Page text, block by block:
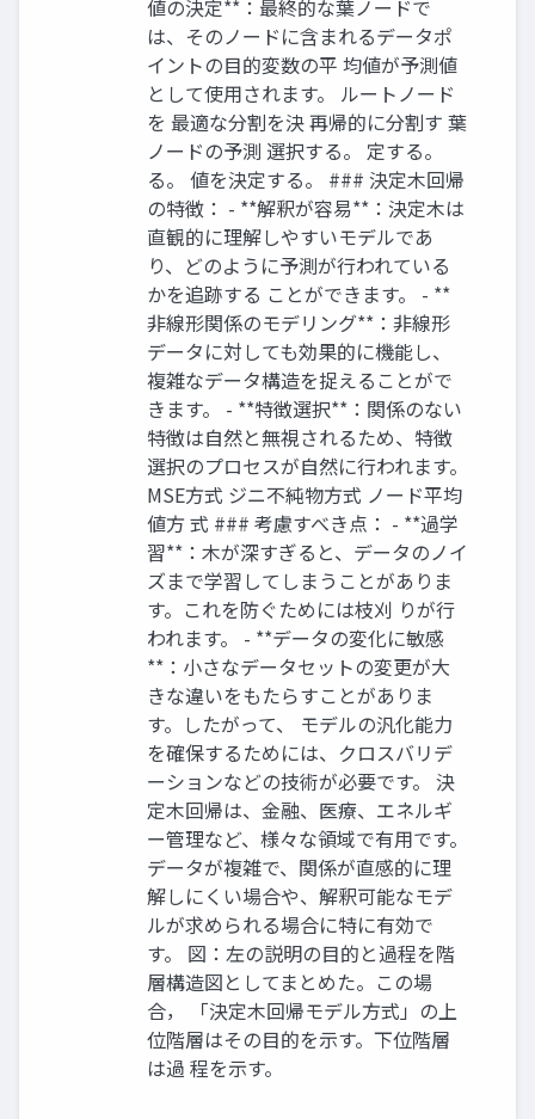
値の決定**：最終的な葉ノードで
は、そのノードに含まれるデータポ
イントの目的変数の平 均値が予測値
として使用されます。 ルートノード
を 最適な分割を決 再帰的に分割す 葉
ノードの予測 選択する。 定する。
る。 値を決定する。 ### 決定木回帰
の特徴： - **解釈が容易**：決定木は
直観的に理解しやすいモデルであ
り、どのように予測が行われている
かを追跡する ことができます。 - **
非線形関係のモデリング**：非線形
データに対しても効果的に機能し、
複雑なデータ構造を捉えることがで
きます。 - **特徴選択**：関係のない
特徴は自然と無視されるため、特徴
選択のプロセスが自然に行われます。
MSE方式 ジニ不純物方式 ノード平均
値方 式 ### 考慮すべき点： - **過学
習**：木が深すぎると、データのノイ
ズまで学習してしまうことがありま
す。これを防ぐためには枝刈 りが行
われます。 - **データの変化に敏感
**：小さなデータセットの変更が大
きな違いをもたらすことがありま
す。したがって、 モデルの汎化能力
を確保するためには、クロスバリデ
ーションなどの技術が必要です。 決
定木回帰は、金融、医療、エネルギ
ー管理など、様々な領域で有用です。
データが複雑で、関係が直感的に理
解しにくい場合や、解釈可能なモデ
ルが求められる場合に特に有効で
す。 図：左の説明の目的と過程を階
層構造図としてまとめた。この場
合， 「決定木回帰モデル方式」の上
位階層はその目的を示す。下位階層
は過 程を示す。